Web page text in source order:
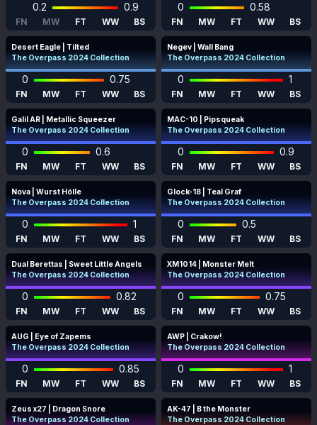
0.2 0.9
FN MW FT WW BS
0 0.58
FN MW FT WW BS
Desert Eagle | Tilted
The Overpass 2024 Collection
0 0.75
FN MW FT WW BS
Negev | Wall Bang
The Overpass 2024 Collection
0 1
FN MW FT WW BS
Galil AR | Metallic Squeezer
The Overpass 2024 Collection
0 0.6
FN MW FT WW BS
MAC-10 | Pipsqueak
The Overpass 2024 Collection
0 0.9
FN MW FT WW BS
Nova | Wurst Hölle
The Overpass 2024 Collection
0 1
FN MW FT WW BS
Glock-18 | Teal Graf
The Overpass 2024 Collection
0 0.5
FN MW FT WW BS
Dual Berettas | Sweet Little Angels
The Overpass 2024 Collection
0 0.82
FN MW FT WW BS
XM1014 | Monster Melt
The Overpass 2024 Collection
0 0.75
FN MW FT WW BS
AUG | Eye of Zapems
The Overpass 2024 Collection
0 0.85
FN MW FT WW BS
AWP | Crakow!
The Overpass 2024 Collection
0 1
FN MW FT WW BS
Zeus x27 | Dragon Snore
The Overpass 2024 Collection
AK-47 | B the Monster
The Overpass 2024 Collection